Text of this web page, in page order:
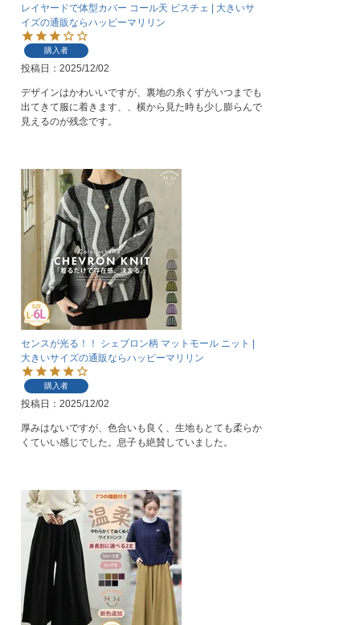
レイヤードで体型カバー コール天 ビスチェ | 大きいサ
イズの通販ならハッピーマリリン
購入者
投稿日 2025/12/02
デザインはかわいいですが、裏地の糸くずがいつまでも
出てきて服に着きます、、横から見た時も少し膨らんで
見えるのが残念です。
センスが光る！！ シェブロン柄 マットモール ニット |
大きいサイズの通販ならハッピーマリリン
購入者
投稿日 2025/12/02
厚みはないですが、色合いも良く、生地もとても柔らか
くていい感じでした。息子も絶賛していました。